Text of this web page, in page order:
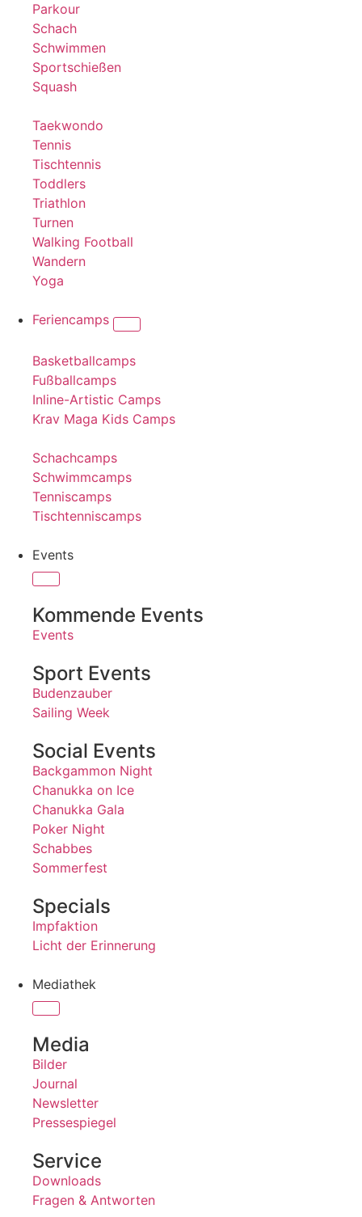
Parkour
Schach
Schwimmen
Sportschießen
Squash
Taekwondo
Tennis
Tischtennis
Toddlers
Triathlon
Turnen
Walking Football
Wandern
Yoga
Feriencamps
Basketballcamps
Fußballcamps
Inline-Artistic Camps
Krav Maga Kids Camps
Schachcamps
Schwimmcamps
Tenniscamps
Tischtenniscamps
Events
Kommende Events
Events
Sport Events
Budenzauber
Sailing Week
Social Events
Backgammon Night
Chanukka on Ice
Chanukka Gala
Poker Night
Schabbes
Sommerfest
Specials
Impfaktion
Licht der Erinnerung
Mediathek
Media
Bilder
Journal
Newsletter
Pressespiegel
Service
Downloads
Fragen & Antworten